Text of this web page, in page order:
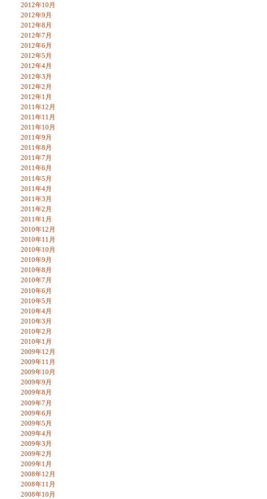
2012年10月
2012年9月
2012年8月
2012年7月
2012年6月
2012年5月
2012年4月
2012年3月
2012年2月
2012年1月
2011年12月
2011年11月
2011年10月
2011年9月
2011年8月
2011年7月
2011年6月
2011年5月
2011年4月
2011年3月
2011年2月
2011年1月
2010年12月
2010年11月
2010年10月
2010年9月
2010年8月
2010年7月
2010年6月
2010年5月
2010年4月
2010年3月
2010年2月
2010年1月
2009年12月
2009年11月
2009年10月
2009年9月
2009年8月
2009年7月
2009年6月
2009年5月
2009年4月
2009年3月
2009年2月
2009年1月
2008年12月
2008年11月
2008年10月